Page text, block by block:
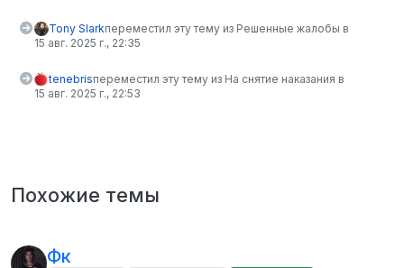
Tony Slarkпереместил эту тему из Решенные жалобы в
15 авг. 2025 г., 22:35
tenebrisпереместил эту тему из На снятие наказания в
15 авг. 2025 г., 22:53
Похожие темы
Фк